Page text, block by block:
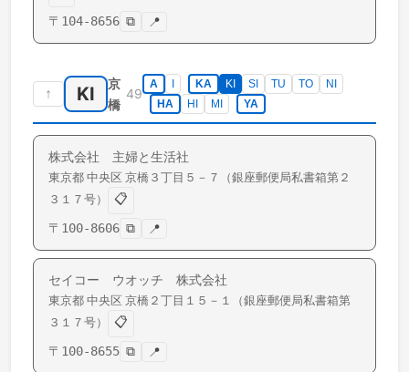
〒 104-8656 ⧉ 📍
↑ KI
京
橋
49
A KA KI SI TU TO
NI
HA
HI MI YA
株式会社 主婦と生活社
東京都 中央区 京橋 ３丁目５－７（銀座郵便局私書箱第２
３１７号）
📋
〒 100-8606 ⧉ 📍
セイコー ウオッチ 株式会社
東京都 中央区 京橋 ２丁目１５－１（銀座郵便局私書箱第
３１７号）
📋
〒 100-8655 ⧉ 📍